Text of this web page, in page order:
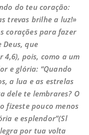
do teu coração:
trevas brilhe a luz!»
corações para fazer
que
4,6), pois, como a um
e glória: “Quando
a lua e as estrelas
dele te lembrares? O
fizeste pouco menos
e esplendor”(Sl
por tua volta